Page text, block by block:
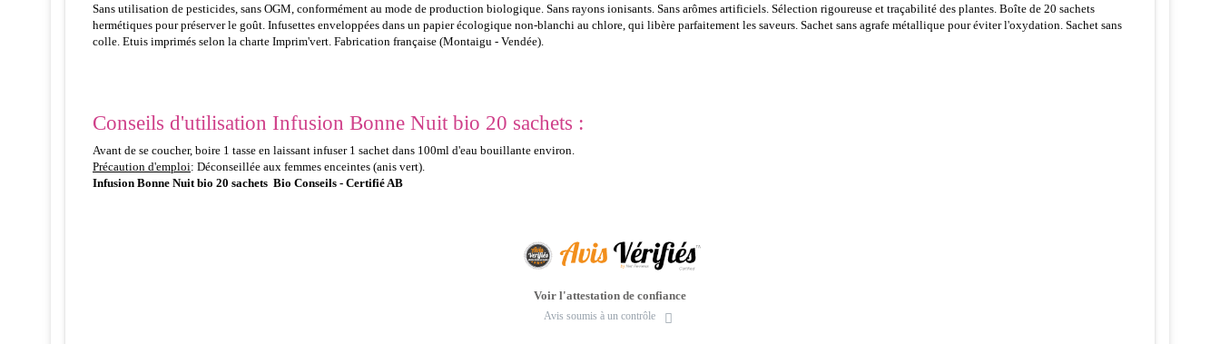
Sans utilisation de pesticides, sans OGM, conformément au mode de production biologique. Sans rayons ionisants. Sans arômes artificiels. Sélection rigoureuse et traçabilité des plantes. Boîte de 20 sachets
hermétiques pour préserver le goût. Infusettes enveloppées dans un papier écologique non-blanchi au chlore, qui libère parfaitement les saveurs. Sachet sans agrafe métallique pour éviter l'oxydation. Sachet sans
colle. Etuis imprimés selon la charte Imprim'vert. Fabrication française (Montaigu - Vendée).
Conseils d'utilisation Infusion Bonne Nuit bio 20 sachets :
Avant de se coucher, boire 1 tasse en laissant infuser 1 sachet dans 100ml d'eau bouillante environ.
Précaution d'emploi: Déconseillée aux femmes enceintes (anis vert).
Infusion Bonne Nuit bio 20 sachets Bio Conseils - Certifié AB
Voir l'attestation de confiance
Avis soumis à un contrôle